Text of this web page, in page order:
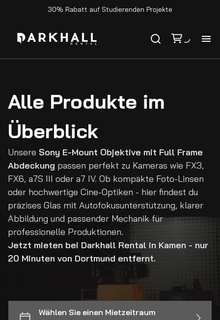
30% Rabatt auf Studierenden Projekte
Alle Produkte im
Überblick
Unsere Sony E-Mount Objektive mit Full Frame
Abdeckung passen perfekt zu Kameras wie FX3,
FX6, a7S III oder a7 IV. Ob kompakte Foto-Linsen
oder hochwertige Cine-Optiken - hier findest du
präzises Glas mit Autofokusunterstützung, klarer
Abbildung und passender Mechanik für
professionelle Produktionen.
Jetzt mieten bei Darkhall Rental in Kamen - nur
20 Minuten von Dortmund entfernt.